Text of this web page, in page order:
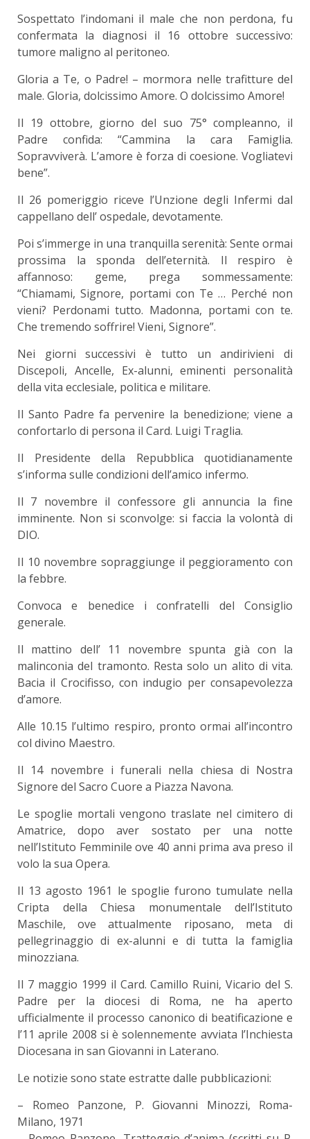
Sospettato l’indomani il male che non perdona, fu
confermata la diagnosi il 16 ottobre successivo:
tumore maligno al peritoneo.
Gloria a Te, o Padre! – mormora nelle trafitture del
male. Gloria, dolcissimo Amore. O dolcissimo Amore!
Il 19 ottobre, giorno del suo 75° compleanno, il
Padre confida: “Cammina la cara Famiglia.
Sopravviverà. L’amore è forza di coesione. Vogliatevi
bene”.
Il 26 pomeriggio riceve l’Unzione degli Infermi dal
cappellano dell’ ospedale, devotamente.
Poi s’immerge in una tranquilla serenità: Sente ormai
prossima la sponda dell’eternità. Il respiro è
affannoso: geme, prega sommessamente:
“Chiamami, Signore, portami con Te … Perché non
vieni? Perdonami tutto. Madonna, portami con te.
Che tremendo soffrire! Vieni, Signore”.
Nei giorni successivi è tutto un andirivieni di
Discepoli, Ancelle, Ex-alunni, eminenti personalità
della vita ecclesiale, politica e militare.
Il Santo Padre fa pervenire la benedizione; viene a
confortarlo di persona il Card. Luigi Traglia.
Il Presidente della Repubblica quotidianamente
s’informa sulle condizioni dell’amico infermo.
Il 7 novembre il confessore gli annuncia la fine
imminente. Non si sconvolge: si faccia la volontà di
DIO.
Il 10 novembre sopraggiunge il peggioramento con
la febbre.
Convoca e benedice i confratelli del Consiglio
generale.
Il mattino dell’ 11 novembre spunta già con la
malinconia del tramonto. Resta solo un alito di vita.
Bacia il Crocifisso, con indugio per consapevolezza
d’amore.
Alle 10.15 l’ultimo respiro, pronto ormai all’incontro
col divino Maestro.
Il 14 novembre i funerali nella chiesa di Nostra
Signore del Sacro Cuore a Piazza Navona.
Le spoglie mortali vengono traslate nel cimitero di
Amatrice, dopo aver sostato per una notte
nell’Istituto Femminile ove 40 anni prima ava preso il
volo la sua Opera.
Il 13 agosto 1961 le spoglie furono tumulate nella
Cripta della Chiesa monumentale dell’Istituto
Maschile, ove attualmente riposano, meta di
pellegrinaggio di ex-alunni e di tutta la famiglia
minozziana.
Il 7 maggio 1999 il Card. Camillo Ruini, Vicario del S.
Padre per la diocesi di Roma, ne ha aperto
ufficialmente il processo canonico di beatificazione e
l’11 aprile 2008 si è solennemente avviata l’Inchiesta
Diocesana in san Giovanni in Laterano.
Le notizie sono state estratte dalle pubblicazioni:
– Romeo Panzone, P. Giovanni Minozzi, Roma-
Milano, 1971